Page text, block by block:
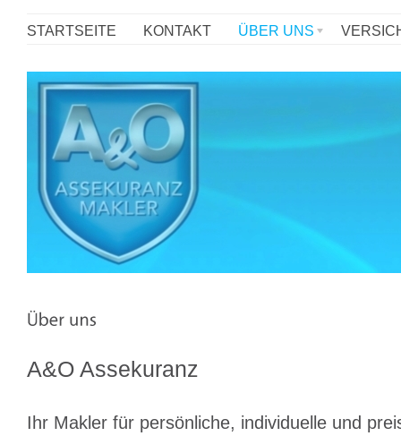
STARTSEITE KONTAKT ÜBER UNS
A&O Assekuranz
Ihr Makler für persönliche, individuelle und